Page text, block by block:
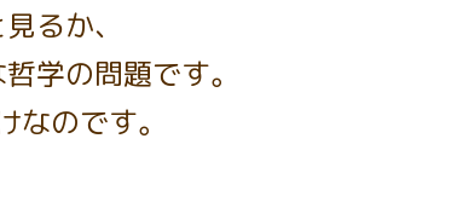
るか、
学の問題です。
のです。